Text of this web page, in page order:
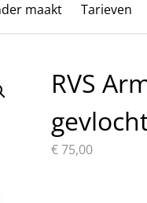
maakt Tarieven
RVS
€75,00